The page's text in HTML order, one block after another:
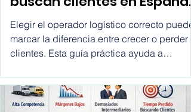
para transportistas que
buscan clientes en España,
Chile, México, USA,
Colombia, Argentina, Peru,
etc.
Elegir el operador logístico correcto puede
marcar la diferencia entre crecer o perder
clientes. Esta guía práctica ayuda a
ecommerce y empresas a comparar
transportistas, entender sus opciones y